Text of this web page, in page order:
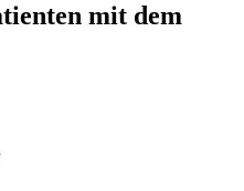
mit dem